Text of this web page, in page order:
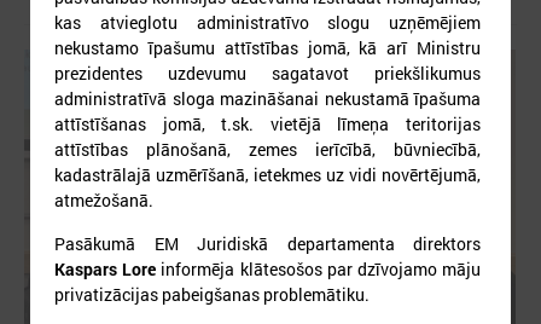
kas atvieglotu administratīvo slogu uzņēmējiem
nekustamo īpašumu attīstības jomā, kā arī Ministru
prezidentes uzdevumu sagatavot priekšlikumus
administratīvā sloga mazināšanai nekustamā īpašuma
attīstīšanas jomā, t.sk. vietējā līmeņa teritorijas
attīstības plānošanā, zemes ierīcībā, būvniecībā,
kadastrālajā uzmērīšanā, ietekmes uz vidi novērtējumā,
atmežošanā.
Pasākumā EM Juridiskā departamenta direktors
Kaspars Lore informēja klātesošos par dzīvojamo māju
privatizācijas pabeigšanas problemātiku.